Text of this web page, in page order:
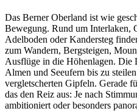
Das Berner Oberland ist wie
Bewegung. Rund um Interlaken,
Adelboden oder Kandersteg
zum Wandern, Bergsteigen,
Ausflüge in die Höhenlagen. Die
Almen und Seeufern bis zu
vergletscherten Gipfeln. Gerade
das den Reiz aus: Je nach
ambitioniert oder besonders